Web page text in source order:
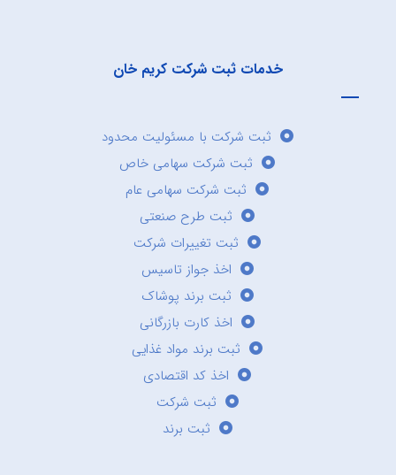
خدمات ثبت شرکت کریم خان
ثبت شرکت با مسئولیت محدود
ثبت شرکت سهامی خاص
ثبت شرکت سهامی عام
ثبت طرح صنعتی
ثبت تغییرات شرکت
اخذ جواز تاسیس
ثبت برند پوشاک
اخذ کارت بازرگانی
ثبت برند مواد غذایی
اخذ کد اقتصادی
ثبت شرکت
ثبت برند